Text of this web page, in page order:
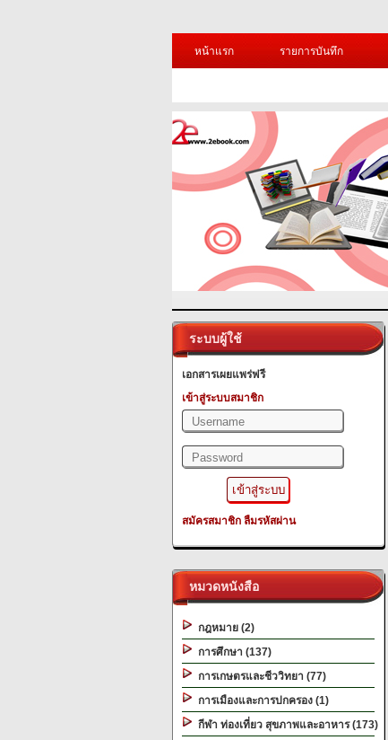
หน้าแรก
รายการบันทึก
ระบบผู้ใช้
เอกสารเผยแพร่ฟรี
เข้าสู่ระบบสมาชิก
สมัครสมาชิก ลืมรหัสผ่าน
หมวดหนังสือ
กฎหมาย (2)
การศึกษา (137)
การเกษตรและชีววิทยา (77)
การเมืองและการปกครอง (1)
กีฬา ท่องเที่ยว สุขภาพและอาหาร (173)